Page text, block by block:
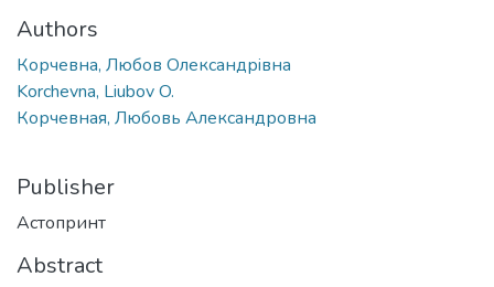
Authors
Корчевна, Любов Олександрiвна
Korchevna, Liubov O.
Корчевная, Любовь Александровна
Publisher
Астопринт
Abstract